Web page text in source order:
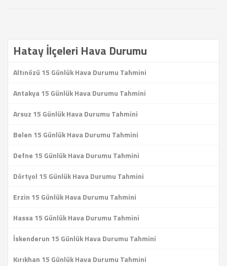
Hatay İlçeleri Hava Durumu
Altınözü 15 Günlük Hava Durumu Tahmini
Antakya 15 Günlük Hava Durumu Tahmini
Arsuz 15 Günlük Hava Durumu Tahmini
Belen 15 Günlük Hava Durumu Tahmini
Defne 15 Günlük Hava Durumu Tahmini
Dörtyol 15 Günlük Hava Durumu Tahmini
Erzin 15 Günlük Hava Durumu Tahmini
Hassa 15 Günlük Hava Durumu Tahmini
İskenderun 15 Günlük Hava Durumu Tahmini
Kırıkhan 15 Günlük Hava Durumu Tahmini